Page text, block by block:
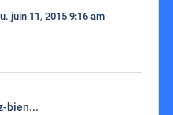
juin 11, 2015 9:16 am
bien...